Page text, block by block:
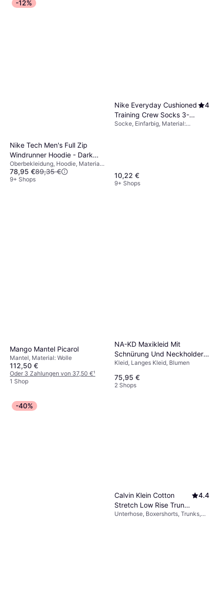
-12%
Nike Tech Men's Full Zip
Windrunner Hoodie - Dark
Grey Heather/Black
Oberbekleidung, Hoodie, Material:
Baumwolle, Fleece, Polyester,
Taschen, Kapuze
78,95 €89,35 €
9+ Shops
Nike Everyday Cushioned
Training Crew Socks 3-
pack - White/Black
4
Socke, Einfarbig, Material:
10,22 €
9+ Shops
Mango Mantel Picarol
Mantel, Material: Wolle
112,50 €
Oder 3 Zahlungen von 37,50 €¹
1 Shop
NA-KD Maxikleid Mit
Schnürung Und Neckholder -
Blumen/Muster Mehrfarbig
Kleid, Langes Kleid, Blumen
75,95 €
2 Shops
-40%
Calvin Klein Cotton
Stretch Low Rise Trunks
3-pack - Black
4.4
Unterhose, Boxershorts, Trunks,